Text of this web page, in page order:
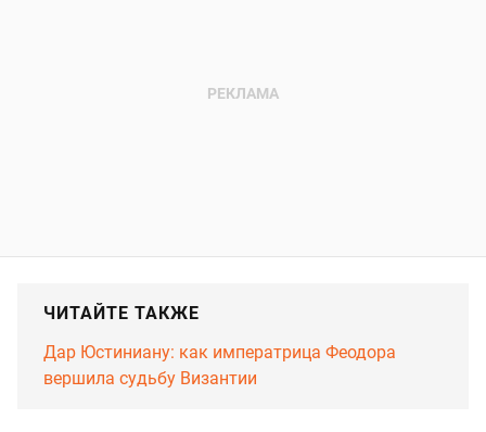
ЧИТАЙТЕ ТАКЖЕ
Дар Юстиниану: как императрица Феодора
вершила судьбу Византии